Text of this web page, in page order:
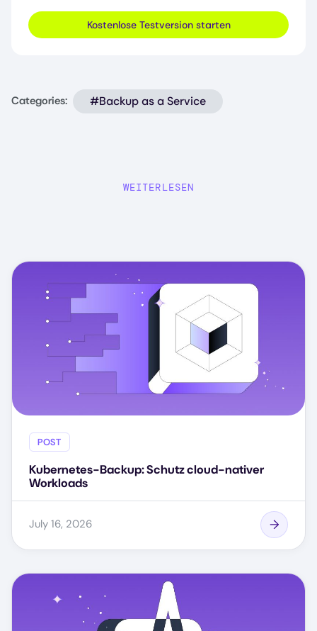
Kostenlose Testversion starten
Categories: #Backup as a Service
WEITERLESEN
POST
Kubernetes-Backup: Schutz cloud-nativer
Workloads
July 16, 2026